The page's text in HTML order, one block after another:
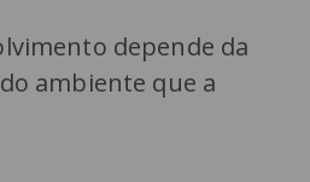
depende da
ambiente que a